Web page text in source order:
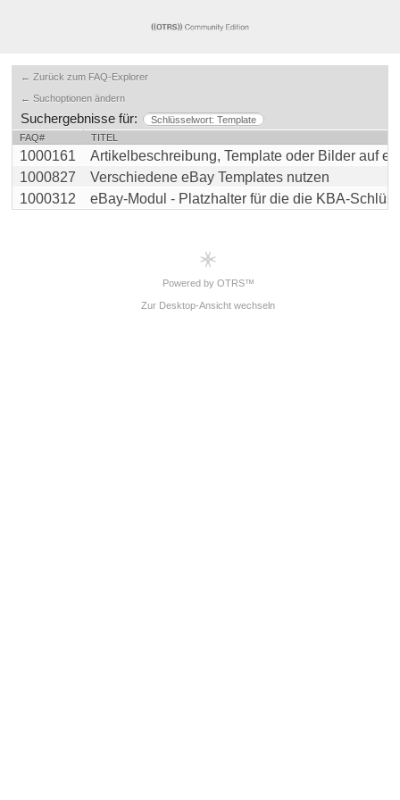
← Zurück zum FAQ-Explorer
← Suchoptionen ändern
Suchergebnisse für:
Schlüsselwort: Template
FAQ#
TITEL
1000161
Artikelbeschreibung, Template oder Bilder auf
1000827
Verschiedene eBay Templates nutzen
1000312
eBay-Modul - Platzhalter für die die KBA-
Powered by OTRS™
Zur Desktop-Ansicht wechseln